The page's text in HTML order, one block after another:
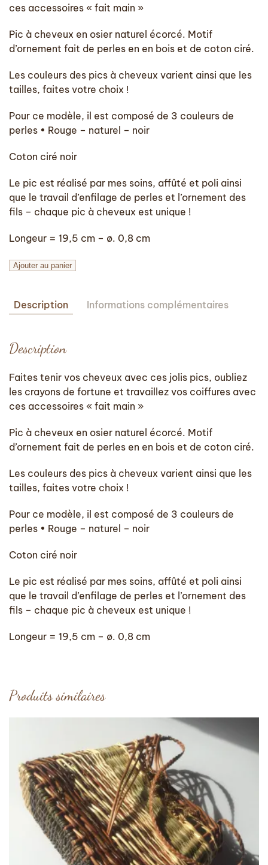
ces accessoires « fait main »
Pic à cheveux en osier naturel écorcé. Motif
d’ornement fait de perles en en bois et de coton ciré.
Les couleurs des pics à cheveux varient ainsi que les
tailles, faites votre choix !
Pour ce modèle, il est composé de 3 couleurs de
perles • Rouge – naturel – noir
Coton ciré noir
Le pic est réalisé par mes soins, affûté et poli ainsi
que le travail d’enfilage de perles et l’ornement des
fils – chaque pic à cheveux est unique !
Longeur = 19,5 cm – ø. 0,8 cm
quantité
osier
Ajouter au panier
Description Informations complémentaires
Description
Faites tenir vos cheveux avec ces jolis pics, oubliez
les crayons de fortune et travaillez vos coiffures avec
ces accessoires « fait main »
Pic à cheveux en osier naturel écorcé. Motif
d’ornement fait de perles en en bois et de coton ciré.
Les couleurs des pics à cheveux varient ainsi que les
tailles, faites votre choix !
Pour ce modèle, il est composé de 3 couleurs de
perles • Rouge – naturel – noir
Coton ciré noir
Le pic est réalisé par mes soins, affûté et poli ainsi
que le travail d’enfilage de perles et l’ornement des
fils – chaque pic à cheveux est unique !
Longeur = 19,5 cm – ø. 0,8 cm
Produits similaires